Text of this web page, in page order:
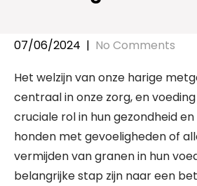
07/06/2024 | No Comments
Het welzijn van onze harige
centraal in onze zorg, en
cruciale rol in hun gezondheid
honden met gevoeligheden of
vermijden van granen in hun
belangrijke stap zijn naar een